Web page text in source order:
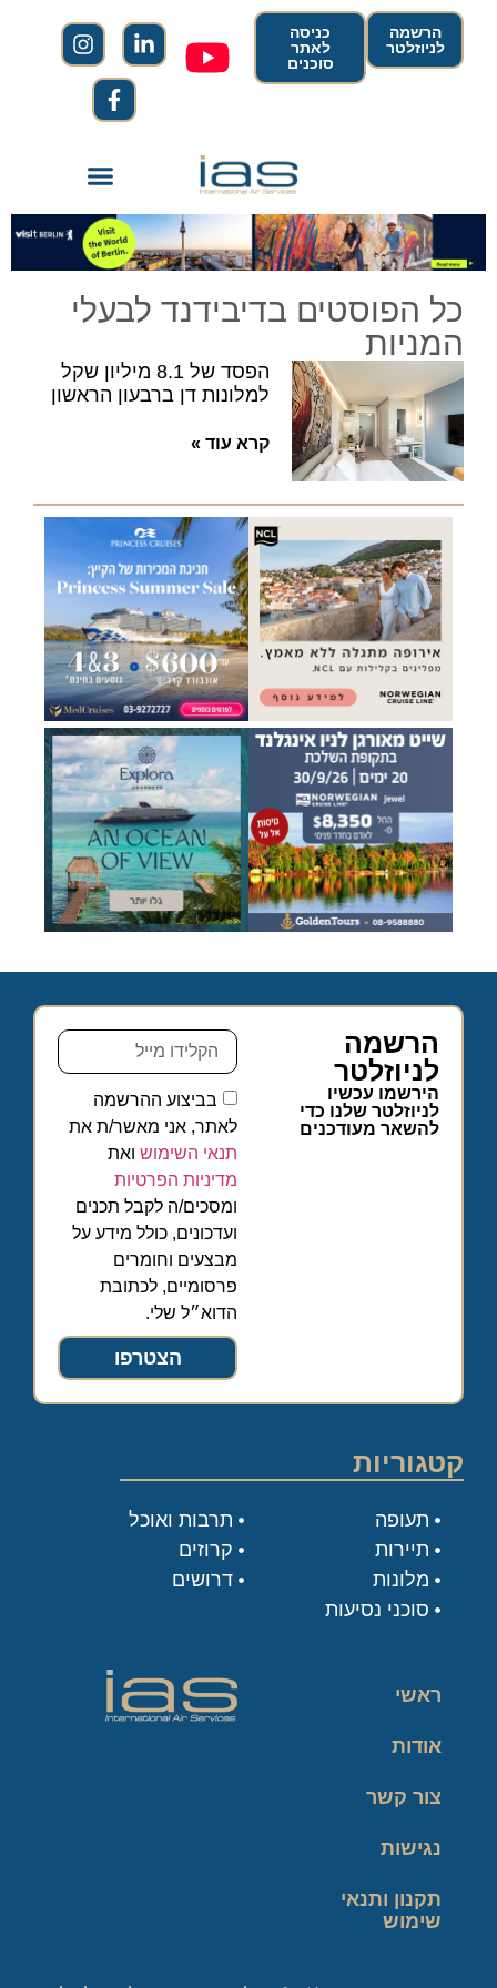
הרשמה
לניוזלטר
כניסה
לאתר
סוכנים
כל הפוסטים בדיבידנד לבעלי
המניות
הפסד של 8.1 מיליון שקל
למלונות דן ברבעון הראשון
קרא עוד »
הרשמה
לניוזלטר
הירשמו עכשיו
לניוזלטר שלנו כדי
להשאר מעודכנים
בביצוע ההרשמה
לאתר, אני מאשר/ת את
תנאי השימוש ואת
מדיניות הפרטיות
ומסכים/ה לקבל תכנים
ועדכונים, כולל מידע על
מבצעים וחומרים
פרסומיים, לכתובת
הדוא״ל שלי.
הצטרפו
קטגוריות
תעופה
תיירות
מלונות
סוכני נסיעות
תרבות ואוכל
קרוזים
דרושים
ראשי
אודות
צור קשר
נגישות
תקנון ותנאי
שימוש